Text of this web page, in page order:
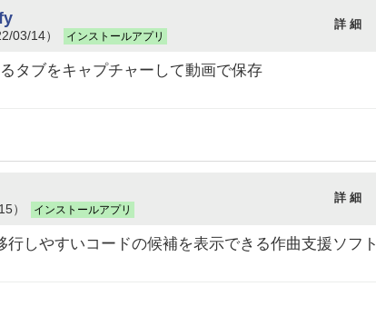
03/14） インストールアプリ
詳 細
タブをキャプチャーして動画で保存
） インストールアプリ
詳 細
行しやすいコードの候補を表示できる作曲支援ソフト